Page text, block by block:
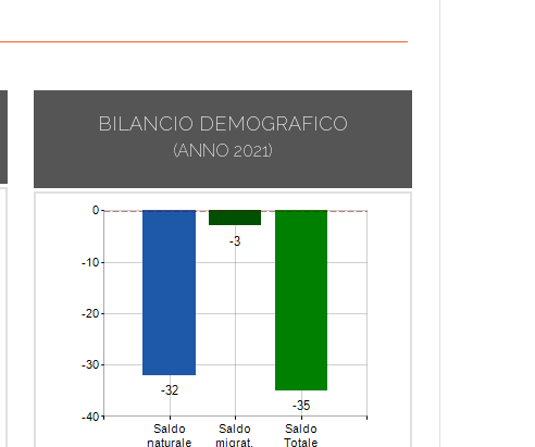
BILANCIO DEMOGRAFICO
(ANNO 2021)